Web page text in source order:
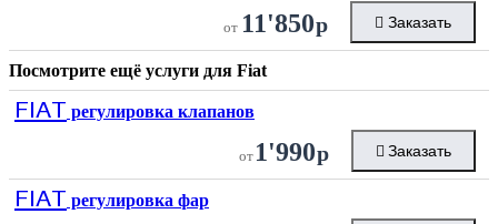
от 11'850р Заказать
Посмотрите ещё услуги для Fiat
FIAT регулировка клапанов
от 1'990р Заказать
FIAT регулировка фар